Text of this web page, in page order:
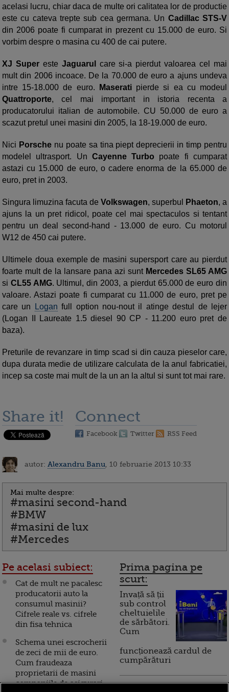
acelasi lucru, chiar daca de multe ori calitatea lor de productie
este cu cateva trepte sub cea germana. Un Cadillac STS-V
din 2006 poate fi cumparat in prezent cu 15.000 de euro. Si
vorbim despre o masina cu 400 de cai putere.
XJ Super este Jaguarul care si-a pierdut valoarea cel mai
mult din 2006 incoace. De la 70.000 de euro a ajuns undeva
intre 15-18.000 de euro.
Maserati pierde si ea cu modeul
Quattroporte, cel mai important in istoria recenta a
producatorului italian de automobile. CU 50.000 de euro a
scazut pretul unei masini din 2005, la 18-19.000 de euro.
Nici Porsche nu poate sa tina piept deprecierii in timp pentru
modelel ultrasport. Un Cayenne Turbo poate fi cumparat
astazi cu 15.000 de euro, o cadere enorma de la 65.000 de
euro, pret in 2003.
Singura limuzina facuta de Volkswagen, superbul Phaeton, a
ajuns la un pret ridicol, poate cel mai spectaculos si tentant
pentru un deal second-hand - 13.000 de euro. Cu motorul
W12 de 450 cai putere.
Ultimele doua exemple de masini supersport care au pierdut
foarte mult de la lansare pana azi sunt Mercedes SL65 AMG
si CL55 AMG. Ultimul, din 2003, a pierdut 65.000 de euro din
valoare. Astazi poate fi cumparat cu 11.000 de euro, pret pe
care un
Logan full option nou-nout il atinge destul de lejer
(Logan II Laureate 1.5 diesel 90 CP - 11.200 euro pret de
baza).
Preturile de revanzare in timp scad si din cauza pieselor care,
dupa durata medie de utilizare calculata de la anul fabricatiei,
incep sa coste mai mult de la un an la altul si sunt tot mai rare.
Share it! Connect
Facebook Twitter RSS Feed
autor: Alexandru Banu , 10 februarie 2013 10:33
Mai multe despre:
#masini second-hand
#BMW
#masini de lux
#Mercedes
Pe acelasi subiect:
Cat de mult ne pacalesc
producatorii auto la
consumul masinii?
Cifrele reale vs. cifrele
din fisa tehnica
Schema unei escrocherii
de zeci de mii de euro.
Cum fraudeaza
proprietarii de masini
companiile de asigurari
Prima pagina pe
scurt:
Invață să ții
sub control
cheltuielile
de sărbători.
Cum
funcționează cardul de
cumpărături